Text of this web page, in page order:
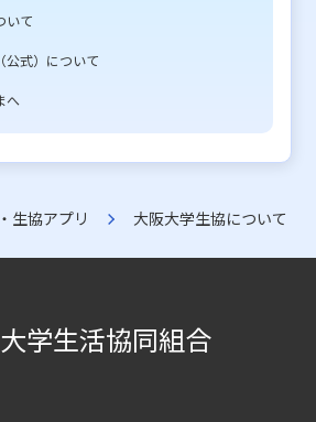
いて
公式）について
へ
生協アプリ 大阪大学生協について
学生活協同組合